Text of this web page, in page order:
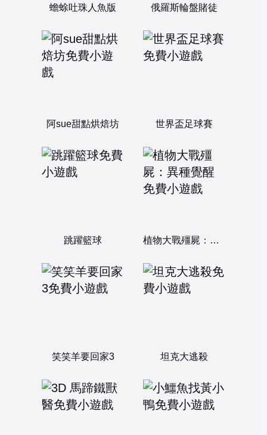
蟾蜍吐珠人魚版 俄羅斯輪盤賭徒
阿sue甜點烘焙坊 世界盃足球賽
跳躍籃球 植物大戰殭屍：異種覺醒
笑笑羊要回家3 坦克大逃殺